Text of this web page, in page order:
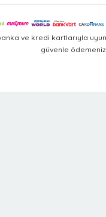
ve kredi kartlarıyla
güvenle